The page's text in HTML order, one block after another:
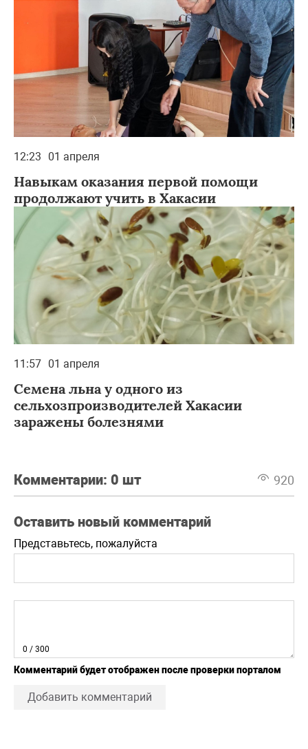
12:23 01 апреля
Навыкам оказания первой помощи
продолжают учить в Хакасии
11:57 01 апреля
Семена льна у одного из
сельхозпроизводителей Хакасии
заражены болезнями
Комментарии: 0 шт 920
Оставить новый комментарий
Представьтесь, пожалуйста
0 / 300
Комментарий будет отображен после проверки порталом
Добавить комментарий